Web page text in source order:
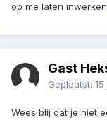
op me laten inwerken
Gast
Geplaatst: 15
Wees blij dat je niet